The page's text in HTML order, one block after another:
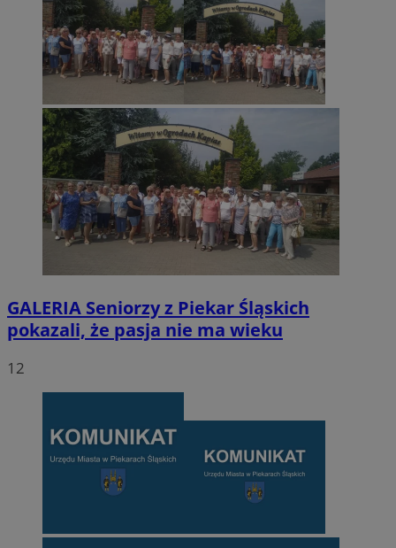
GALERIA Seniorzy z Piekar Śląskich
pokazali, że pasja nie ma wieku
12